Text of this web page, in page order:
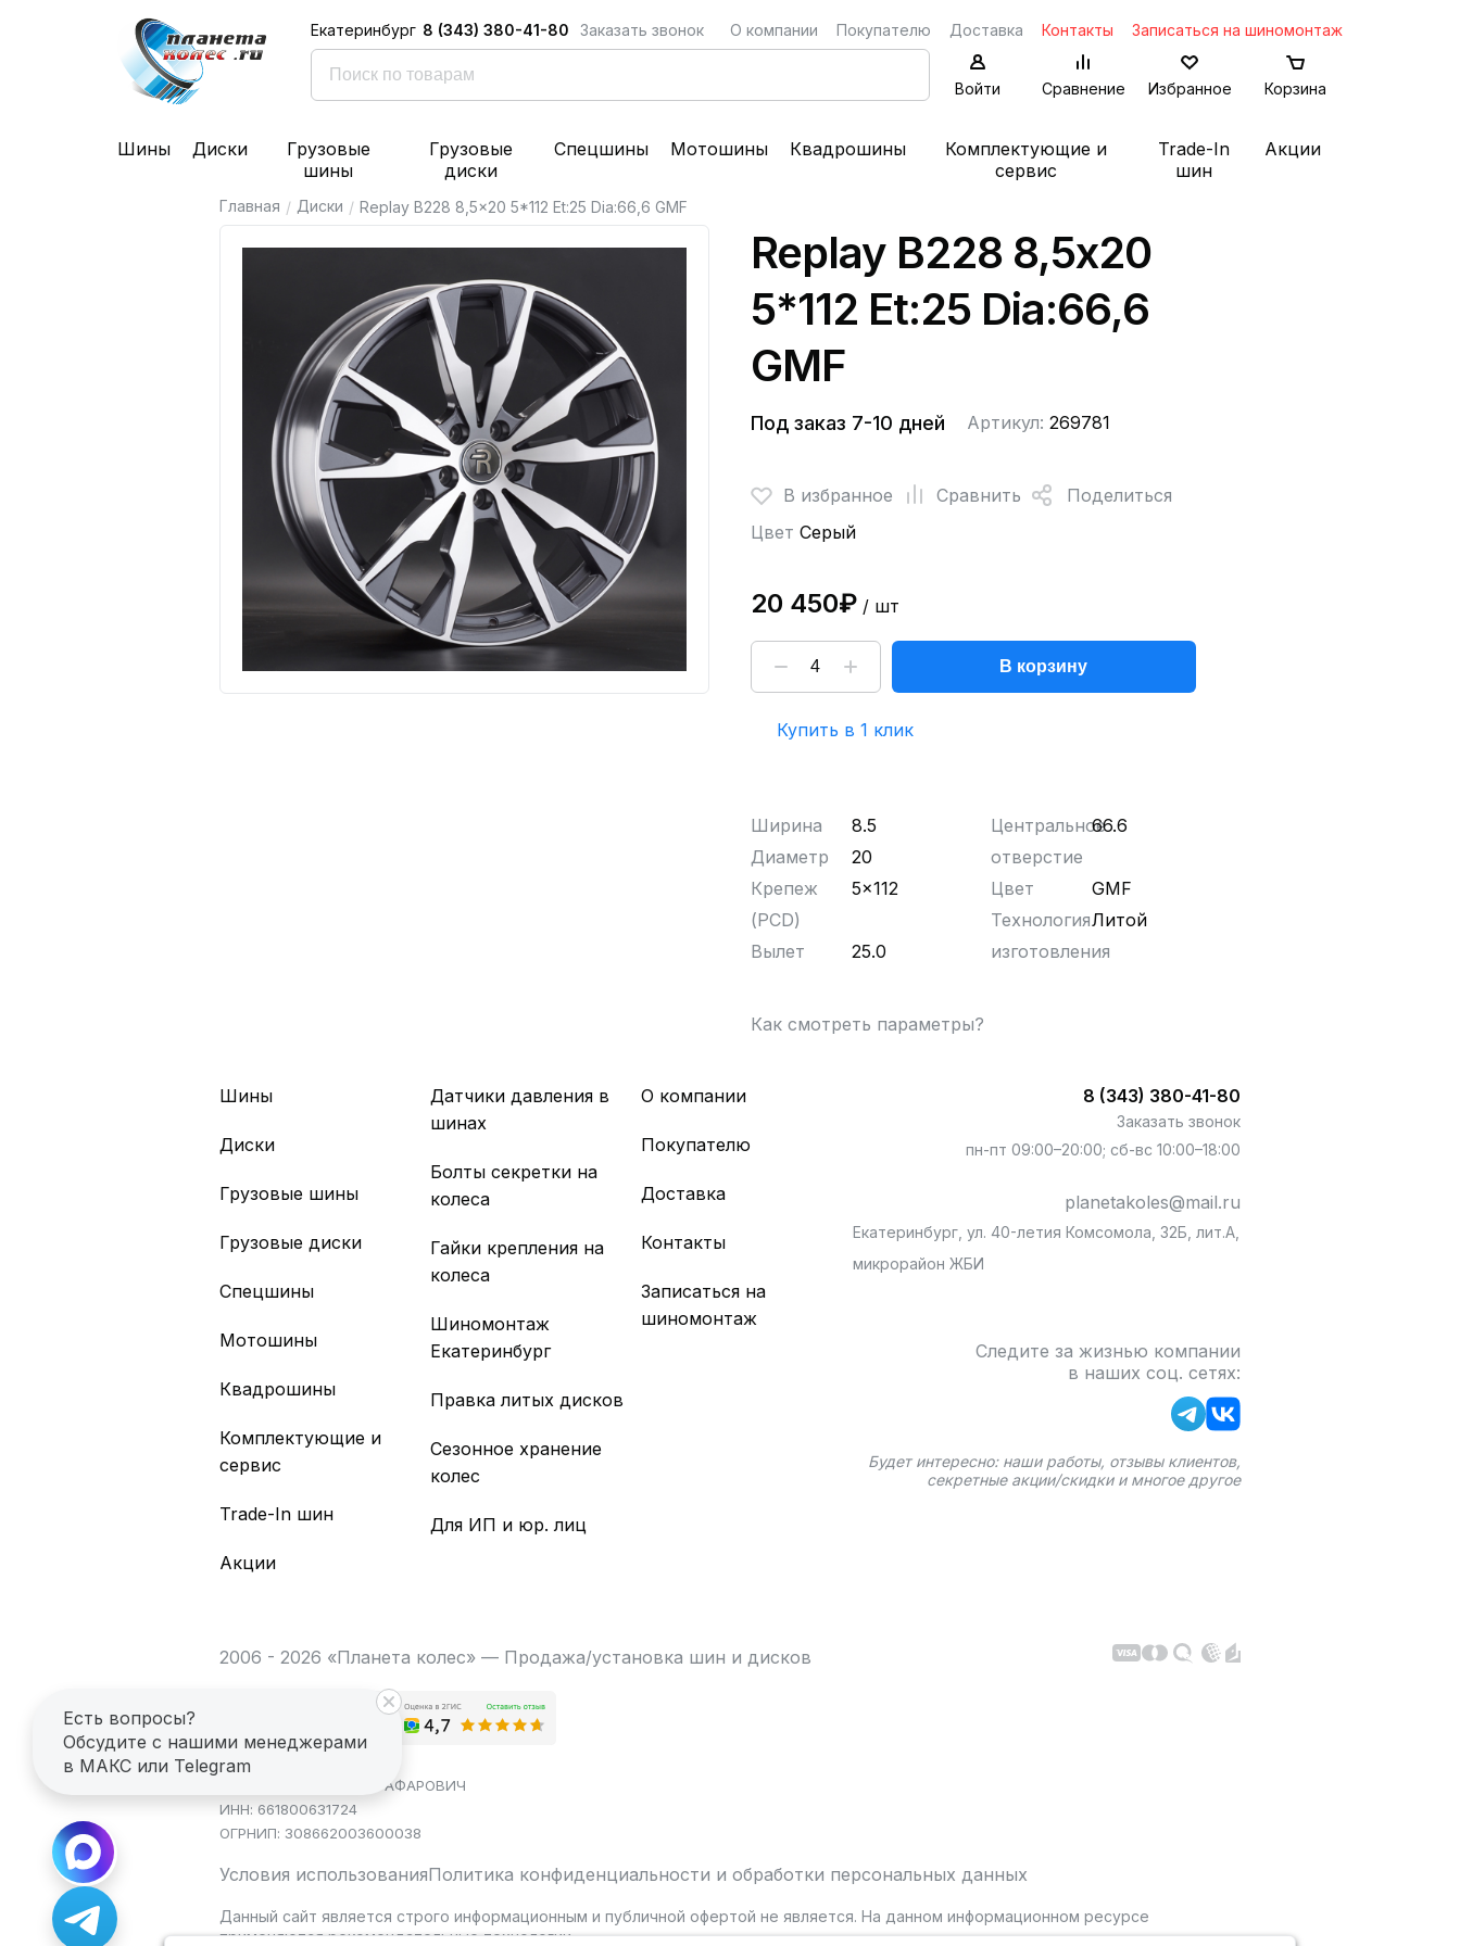
Екатеринбург 8 (343) 380-41-80 Заказать звонок О компании Покупателю Доставка Контакты Записаться на шиномонтаж
Войти Сравнение Избранное Корзина
Шины Диски
Грузовые
шины
Грузовые
диски
Спецшины Мотошины Квадрошины
Комплектующие и
сервис
Trade-In
шин
Акции
Главная / Диски / Replay B228 8,5x20 5*112 Et:25 Dia:66,6 GMF
Replay B228 8,5x20
5*112 Et:25 Dia:66,6
GMF
Под заказ 7-10 дней Артикул: 269781
В избранное Сравнить
Поделиться
Цвет Серый
20 450₽/ шт
В корзину
Купить в 1 клик
Ширина
8.5
Диаметр
20
Крепеж
(PCD)
5x112
Вылет 25.0
Центральное
отверстие
66.6
Цвет
GMF
Технология
изготовления
Литой
Как смотреть параметры?
Шины
Диски
Грузовые шины
Грузовые диски
Спецшины
Мотошины
Квадрошины
Комплектующие и
сервис
Trade-In шин
Акции
Датчики давления в
шинах
Болты секретки на
колеса
Гайки крепления на
колеса
Шиномонтаж
Екатеринбург
Правка литых дисков
Сезонное хранение
колес
Для ИП и юр. лиц
О компании
Покупателю
Доставка
Контакты
Записаться на
шиномонтаж
8 (343) 380-41-80
Заказать звонок
пн-пт 09:00–20:00; сб-вс 10:00–18:00
planetakoles@mail.ru
Екатеринбург, ул. 40-летия Комсомола, 32Б, лит.А,
микрорайон ЖБИ
Следите за жизнью компании
в наших соц. сетях:
Будет интересно: наши работы, отзывы клиентов,
секретные акции/скидки и многое другое
2006 - 2026 «Планета колес» — Продажа/установка шин и дисков
ИП САГДЕЕВ ДИНАР ЯГАФАРОВИЧ
ИНН: 661800631724
ОГРНИП: 308662003600038
Условия использованияПолитика конфиденциальности и обработки персональных данных
Данный сайт является строго информационным и публичной офертой не является. На данном информационном ресурсе
применяются рекомендательные технологии.
Есть вопросы?
Обсудите с нашими менеджерами
в МАКС или Telegram